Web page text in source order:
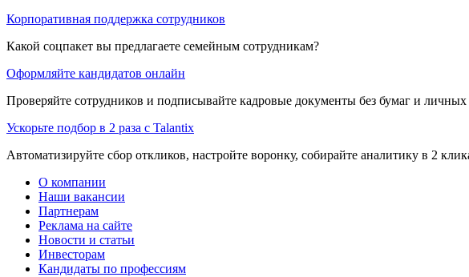
Корпоративная поддержка сотрудников
Какой соцпакет вы предлагаете семейным сотрудникам?
Оформляйте кандидатов онлайн
Проверяйте сотрудников и подписывайте кадровые документы без бумаг и личных
Ускорьте подбор в 2 раза с Talantix
Автоматизируйте сбор откликов, настройте воронку, собирайте аналитику в 2
О компании
Наши вакансии
Партнерам
Реклама на сайте
Новости и статьи
Инвесторам
Кандидаты по профессиям